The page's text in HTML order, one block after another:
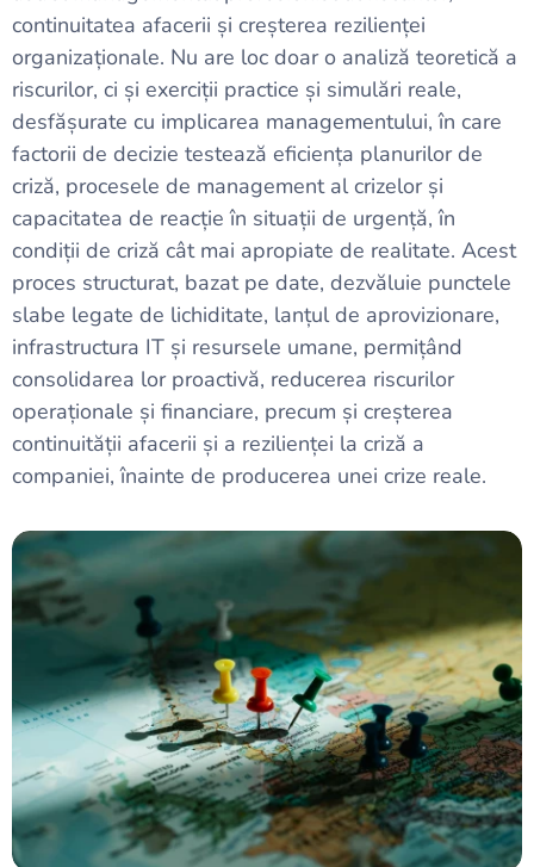
continuitatea afacerii și creșterea rezilienței
organizaționale. Nu are loc doar o analiză teoretică a
riscurilor, ci și exerciții practice și simulări reale,
desfășurate cu implicarea managementului, în care
factorii de decizie testează eficiența planurilor de
criză, procesele de management al crizelor și
capacitatea de reacție în situații de urgență, în
condiții de criză cât mai apropiate de realitate. Acest
proces structurat, bazat pe date, dezvăluie punctele
slabe legate de lichiditate, lanțul de aprovizionare,
infrastructura IT și resursele umane, permițând
consolidarea lor proactivă, reducerea riscurilor
operaționale și financiare, precum și creșterea
continuității afacerii și a rezilienței la criză a
companiei, înainte de producerea unei crize reale.